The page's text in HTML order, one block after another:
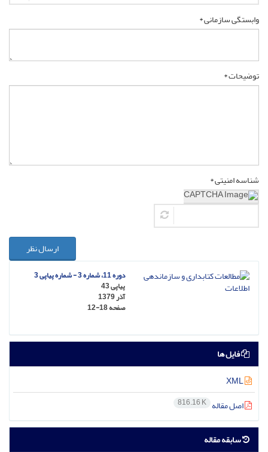
وابستگی سازمانی *
توضیحات *
شناسه امنیتی *
ارسال نظر
دوره 11، شماره 3 - شماره پیاپی 3
پیاپی 43
آذر 1379
صفحه12-18
فایل ها
اصل مقاله 816.16 K
سابقه مقاله